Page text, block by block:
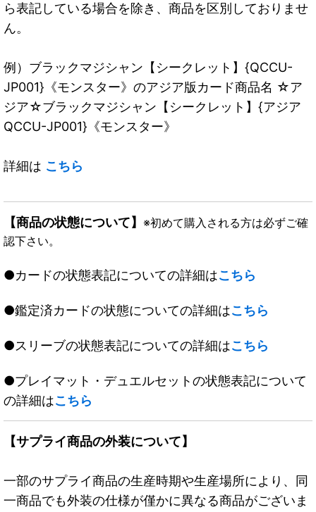
ら表記している場合を除き、商品を区別しておりませ
ん。
例）ブラックマジシャン【シークレット】{QCCU-
JP001}《モンスター》のアジア版カード商品名 ☆ア
ジア☆ブラックマジシャン【シークレット】{アジア
QCCU-JP001}《モンスター》
詳細は こちら
【商品の状態について】 ※初めて購入される方は必ずご確
認下さい。
●カードの状態表記についての詳細はこちら
●鑑定済カードの状態についての詳細はこちら
●スリーブの状態表記についての詳細はこちら
●プレイマット・デュエルセットの状態表記について
の詳細はこちら
【サプライ商品の外装について】
一部のサプライ商品の生産時期や生産場所により、同
一商品でも外装の仕様が僅かに異なる商品がございま